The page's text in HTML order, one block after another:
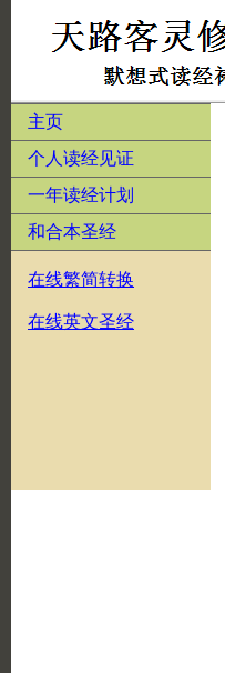
主页
个人读经见证
一年读经计划
和合本圣经
在线繁简转换
在线英文圣经